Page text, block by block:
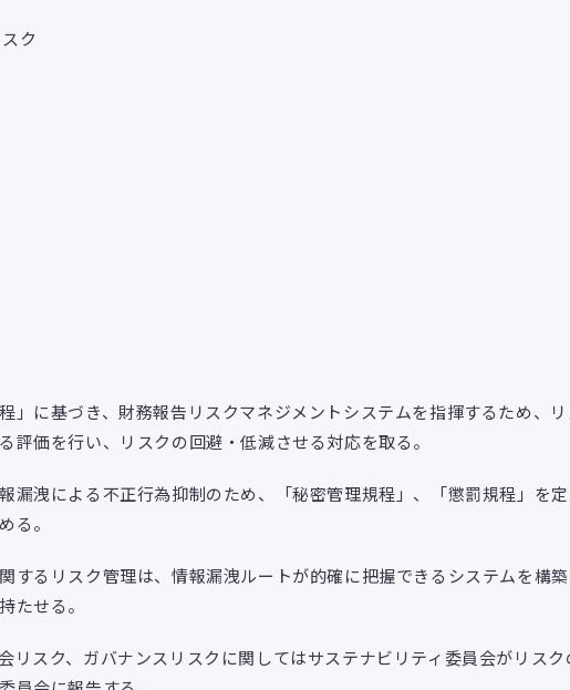
ク
」に基づき、財務報告リスクマネジメントシステムを指揮するため、
評価を行い、リスクの回避・低減させる対応を取る。
漏洩による不正行為抑制のため、「秘密管理規程」、「懲罰規程」を
る。
するリスク管理は、情報漏洩ルートが的確に把握できるシステムを構
たせる。
リスク、ガバナンスリスクに関してはサステナビリティ委員会がリスク